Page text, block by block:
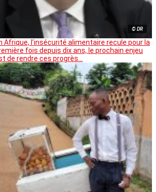
© DR
Afrique, l’insécurité alimentaire recule pour la
fois depuis dix ans, le prochain enjeu
de rendre ces progrès…